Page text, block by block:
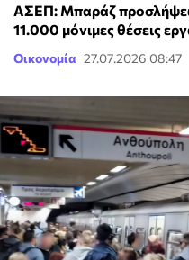
ΑΣΕΠ: Μπαράζ
11.000 μόνιμες θέσεις
Οικονομία 27.07.2026 08:47